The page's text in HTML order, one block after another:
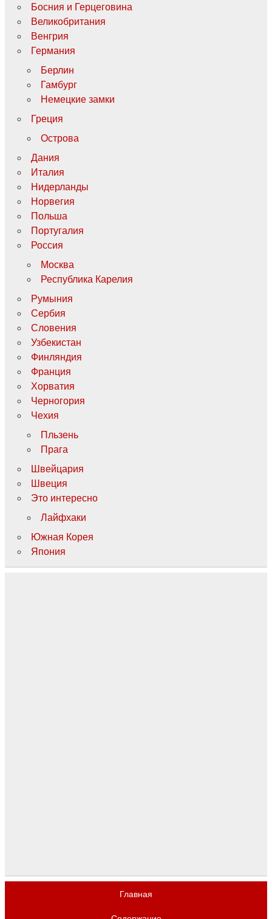
Босния и Герцеговина
Великобритания
Венгрия
Германия
Берлин
Гамбург
Немецкие замки
Греция
Острова
Дания
Италия
Нидерланды
Норвегия
Польша
Португалия
Россия
Москва
Республика Карелия
Румыния
Сербия
Словения
Узбекистан
Финляндия
Франция
Хорватия
Черногория
Чехия
Пльзень
Прага
Швейцария
Швеция
Это интересно
Лайфхаки
Южная Корея
Япония
Главная